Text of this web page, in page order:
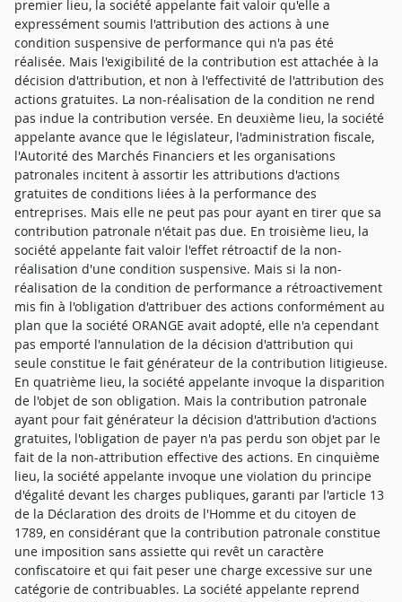
premier lieu, la société appelante fait valoir qu'elle a
expressément soumis l'attribution des actions à une
condition suspensive de performance qui n'a pas été
réalisée. Mais l'exigibilité de la contribution est attachée à la
décision d'attribution, et non à l'effectivité de l'attribution des
actions gratuites. La non-réalisation de la condition ne rend
pas indue la contribution versée. En deuxième lieu, la société
appelante avance que le législateur, l'administration fiscale,
l'Autorité des Marchés Financiers et les organisations
patronales incitent à assortir les attributions d'actions
gratuites de conditions liées à la performance des
entreprises. Mais elle ne peut pas pour ayant en tirer que sa
contribution patronale n'était pas due. En troisième lieu, la
société appelante fait valoir l'effet rétroactif de la non-
réalisation d'une condition suspensive. Mais si la non-
réalisation de la condition de performance a rétroactivement
mis fin à l'obligation d'attribuer des actions conformément au
plan que la société ORANGE avait adopté, elle n'a cependant
pas emporté l'annulation de la décision d'attribution qui
seule constitue le fait générateur de la contribution litigieuse.
En quatrième lieu, la société appelante invoque la disparition
de l'objet de son obligation. Mais la contribution patronale
ayant pour fait générateur la décision d'attribution d'actions
gratuites, l'obligation de payer n'a pas perdu son objet par le
fait de la non-attribution effective des actions. En cinquième
lieu, la société appelante invoque une violation du principe
d'égalité devant les charges publiques, garanti par l'article 13
de la Déclaration des droits de l'Homme et du citoyen de
1789, en considérant que la contribution patronale constitue
une imposition sans assiette qui revêt un caractère
confiscatoire et qui fait peser une charge excessive sur une
catégorie de contribuables. La société appelante reprend